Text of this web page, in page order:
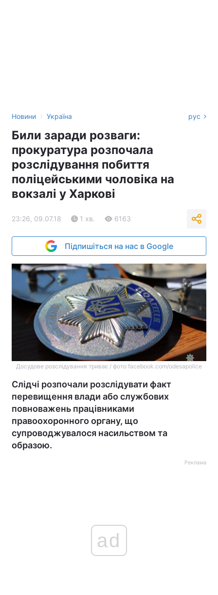
Новини › Україна рус
Били заради розваги:
прокуратура розпочала
розслідування побиття
поліцейськими чоловіка на
вокзалі у Харкові
23:26, 09.07.18 1 хв. 6163
Підпишіться на нас в Google
Досудове розслідування триває / фото facebook.com/odesapolice
Слідчі розпочали розслідувати факт
перевищення влади або службових
повноважень працівниками
правоохоронного органу, що
супроводжувалося насильством та
образою.
Реклама
ad